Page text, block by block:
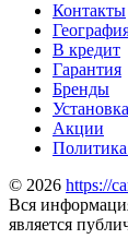
Контакты
В кредит
Гарантия
Бренды
Установка
Акции
© 2026 https://
Вся
является